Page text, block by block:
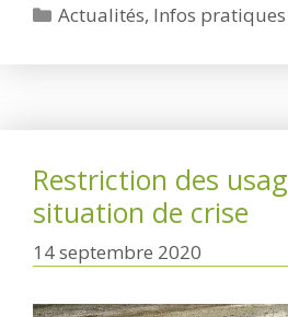
Catégories
Actualités, Infos pratiques
Restriction des
situation de crise
14 septembre 2020